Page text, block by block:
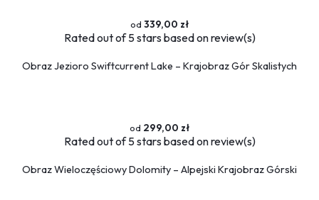
339,00 zł
Ratedout of 5 stars based onreview(s)
Obraz Jezioro Swiftcurrent Lake – Krajobraz Gór Skalistych
299,00 zł
Ratedout of 5 stars based onreview(s)
Obraz Wieloczęściowy Dolomity – Alpejski Krajobraz Górski